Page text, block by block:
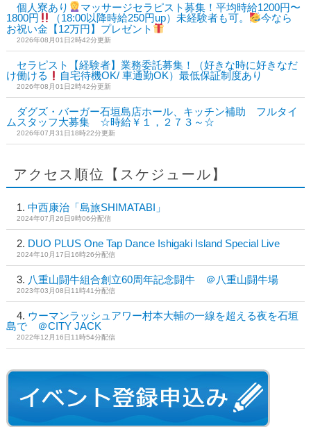
個人寮あり
マッサージセラピスト募集！平均時給1200円〜
1800円
（18:00以降時給250円up）未経験者も可。
今なら
お祝い金【12万円】プレゼント
2026年08月01日2時42分更新
セラピスト【経験者】業務委託募集！（好きな時に好きなだ
け働ける
自宅待機OK/ 車通勤OK）最低保証制度あり
2026年08月01日2時42分更新
ダグズ・バーガー石垣島店ホール、キッチン補助 フルタイ
ムスタッフ大募集 ☆時給￥１，２７３～☆
2026年07月31日18時22分更新
アクセス順位【スケジュール】
中西康治「島旅SHIMATABI」
2024年07月26日9時06分配信
DUO PLUS One Tap Dance Ishigaki Island Special Live
2024年10月17日16時26分配信
八重山闘牛組合創立60周年記念闘牛 ＠八重山闘牛場
2023年03月08日11時41分配信
ウーマンラッシュアワー村本大輔の一線を超える夜を石垣
島で ＠CITY JACK
2022年12月16日11時54分配信